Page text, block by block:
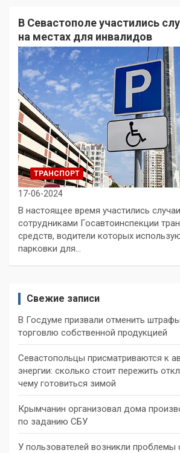
В Севастополе участились
на местах для инвалидов
ТРАНСПОРТ
17-06-2024
В настоящее время участились
сотрудниками Госавтоинспекции
средств, водители которых
парковки для…
Свежие записи
В Госдуме призвали отменить
торговлю собственной продукцией
Севастопольцы присматриваются к
энергии: сколько стоит пережить
чему готовиться зимой
Крымчанин организовал дома
по заданию СБУ
У пользователей возникли проблемы